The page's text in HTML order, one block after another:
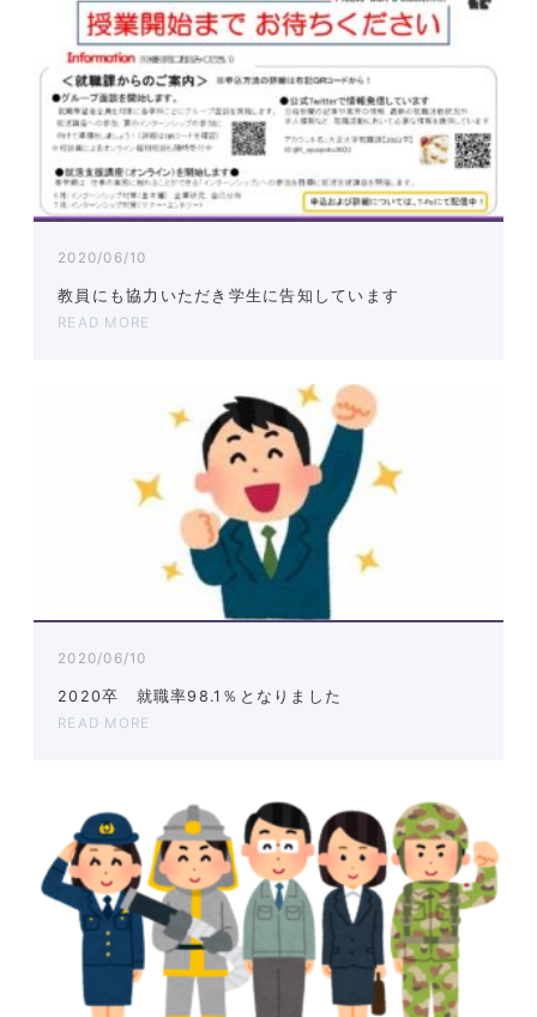
2020/06/10
教員にも協力いただき学生に告知しています
READ MORE
2020/06/10
2020卒 就職率98.1％となりました
READ MORE